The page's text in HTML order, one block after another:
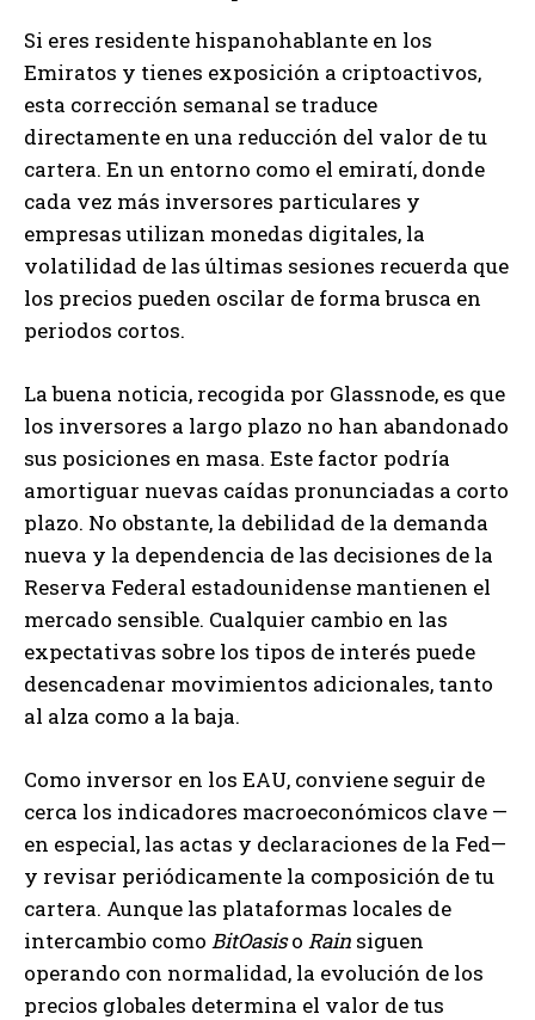
Si eres residente hispanohablante en los
Emiratos y tienes exposición a criptoactivos,
esta corrección semanal se traduce
directamente en una reducción del valor de tu
cartera. En un entorno como el emiratí, donde
cada vez más inversores particulares y
empresas utilizan monedas digitales, la
volatilidad de las últimas sesiones recuerda que
los precios pueden oscilar de forma brusca en
periodos cortos.
La buena noticia, recogida por Glassnode, es que
los inversores a largo plazo no han abandonado
sus posiciones en masa. Este factor podría
amortiguar nuevas caídas pronunciadas a corto
plazo. No obstante, la debilidad de la demanda
nueva y la dependencia de las decisiones de la
Reserva Federal estadounidense mantienen el
mercado sensible. Cualquier cambio en las
expectativas sobre los tipos de interés puede
desencadenar movimientos adicionales, tanto
al alza como a la baja.
Como inversor en los EAU, conviene seguir de
cerca los indicadores macroeconómicos clave —
en especial, las actas y declaraciones de la Fed—
y revisar periódicamente la composición de tu
cartera. Aunque las plataformas locales de
intercambio como BitOasiso Rain siguen
operando con normalidad, la evolución de los
precios globales determina el valor de tus